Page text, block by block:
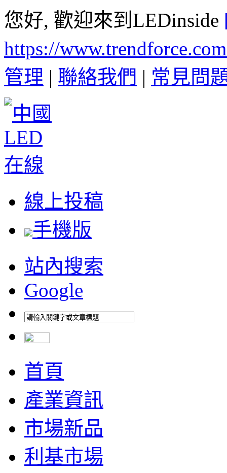
您好, 歡迎來到LEDinside
https://
管理 | 聯絡我們 | 常見問
線上投稿
手機版
站內搜索
Google
首頁
產業資訊
市場新品
利基市場